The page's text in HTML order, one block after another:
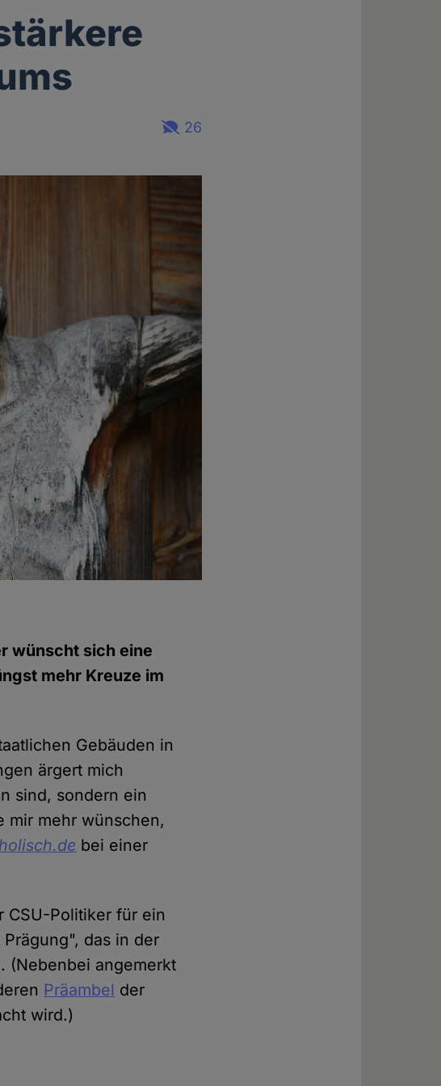
26
wünscht sich eine
mehr Kreuze im
Gebäuden in
ärgert mich
sind, sondern ein
mir mehr wünschen,
bei einer
CSU-Politiker für ein
das in der
(Nebenbei angemerkt
Präambel der
wird.)